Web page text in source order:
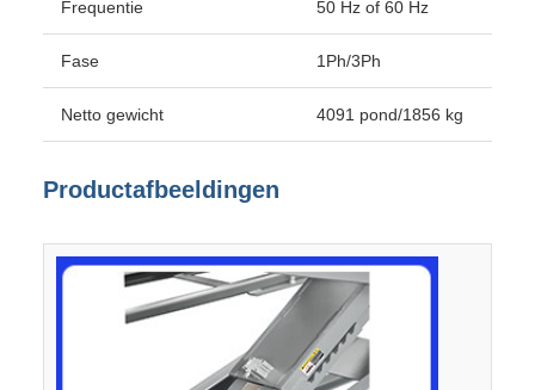
Frequentie 50 Hz of 60 Hz
Fase 1Ph/3Ph
Netto gewicht 4091 pond/1856 kg
Productafbeeldingen